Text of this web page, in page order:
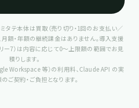
タテ本体は買取（売り切り・1回のお支払い／
月額・年額の継続課金はありません。導入支援
リー7）は内容に応じて0〜上限額の範囲でお見
積りします。
Workspace 等）の利用料、Claude API の実
ご契約・ご負担となります。